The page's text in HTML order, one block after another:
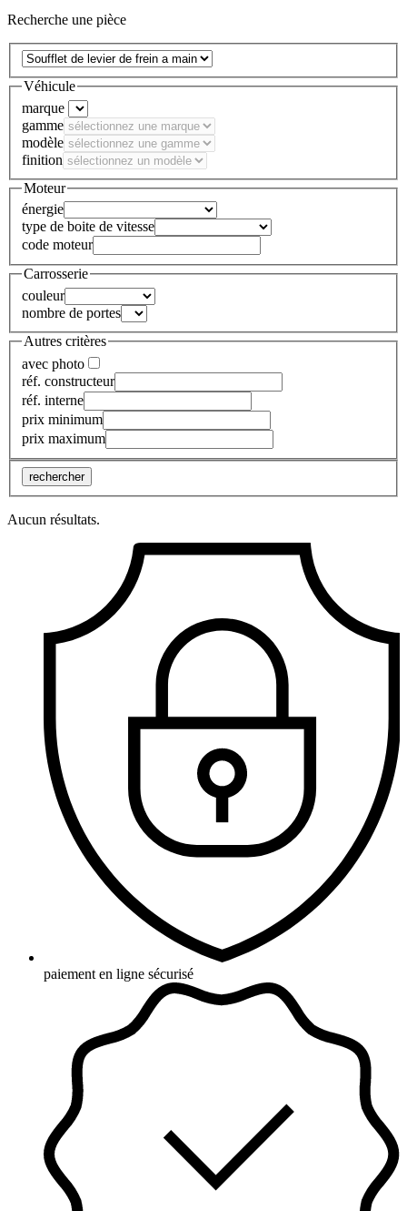
Recherche une pièce
Véhicule
marque
gamme
modèle
finition
Moteur
énergie
type de boite de vitesse
code moteur
Carrosserie
couleur
nombre de portes
Autres critères
avec photo
réf. constructeur
réf. interne
prix minimum
prix maximum
rechercher
Aucun résultats.
paiement en ligne sécurisé